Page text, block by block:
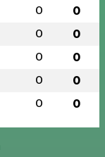
0 0
0 0
0 0
0 0
0 0